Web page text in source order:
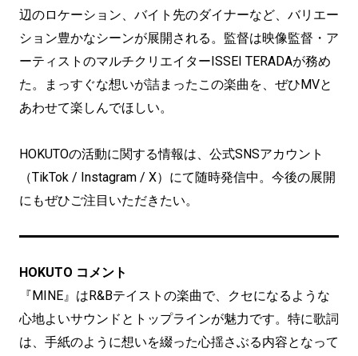
辺のロケーション、バイト先のダイナーなど、バリエー
ション豊かなシーンが展開される。監督は映像監督・ア
ーティストのマルチクリエイターISSEI TERADAが務め
た。まっすぐな想いが詰まったこの楽曲を、ぜひMVと
あわせて楽しんでほしい。
HOKUTOの活動に関する情報は、公式SNSアカウント
（TikTok / Instagram / X）にて随時発信中。今後の展開
にもぜひご注目いただきたい。
HOKUTO コメント
『MINE』はR&Bテイストの楽曲で、クセになるような
心地よいサウンドとトップラインが魅力です。特に歌詞
は、手紙のように想いを綴った心揺さぶる内容となって